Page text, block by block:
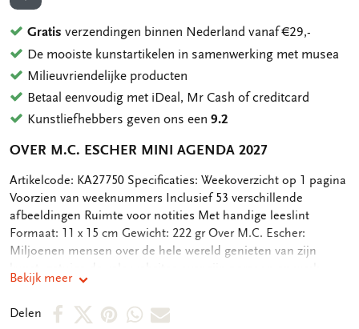
TOEVOEGEN AAN VERLANGLIJST
Gratis verzendingen binnen Nederland vanaf €29,-
De mooiste kunstartikelen in samenwerking met musea
Milieuvriendelijke producten
Betaal eenvoudig met iDeal, Mr Cash of creditcard
Kunstliefhebbers geven ons een9.2
OVER M.C. ESCHER MINI AGENDA 2027
OMSCHRIJVING
Artikelcode: KA27750 Specificaties: Weekoverzicht op 1 pagina
Voorzien van weeknummers Inclusief 53 verschillende
afbeeldingen Ruimte voor notities Met handige leeslint
Formaat: 11 x 15 cm Gewicht: 222 gr Over M.C. Escher:
Miljoenen mensen over de hele wereld genieten van zijn
M.C. Escher is het meest bekend om zijn zogenaamde
onmogelijke constructies, zoals Klimmen en Dalen, Belvedère,
Waterval en Relativiteit. Maar ook zijn transformaties,
Bekijk meer
Delen
DeelDeelDeelDeelDeel